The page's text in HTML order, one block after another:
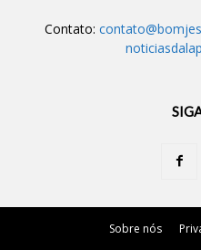
Contato:
Sobre nós